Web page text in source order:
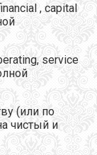
, capital
service
(или по
чистый и